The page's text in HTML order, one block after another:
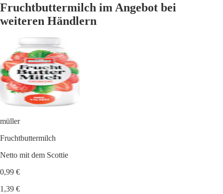
Fruchtbuttermilch im Angebot bei
weiteren Händlern
müller
Fruchtbuttermilch
Netto mit dem Scottie
0,99 €
1,39 €